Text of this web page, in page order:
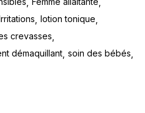
lotion tonique
crevasses
démaquillant soin des bébés